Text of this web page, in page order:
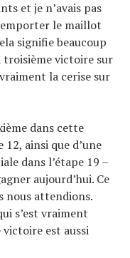
et je n’avais pas
le maillot
signifie beaucoup
troisième victoire sur
la cerise sur
dans cette
12, ainsi que d’une
dans l’étape 19 –
aujourd’hui. Ce
nous attendions.
s’est vraiment
est aussi